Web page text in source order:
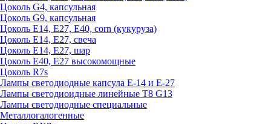
Цоколь G4, капсульная
Цоколь G9, капсульная
Цоколь Е14, Е27, Е40, corn (кукуруза)
Цоколь Е14, Е27, свеча
Цоколь Е14, Е27, шар
Цоколь Е40, Е27 высокомощные
Цоколь R7s
Лампы светодиодные капсула Е-14 и Е-27
Лампы светодиоидные линейные T8 G13
Лампы светодиодные специальные
Металлогалогенные